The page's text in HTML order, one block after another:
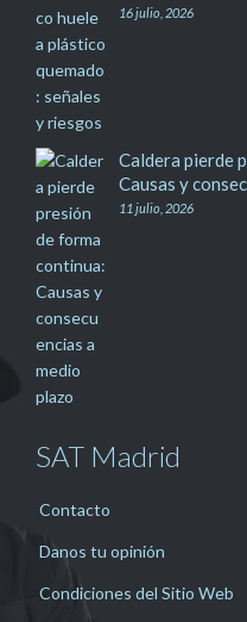
16 julio, 2026
Caldera pierde
Causas y
11 julio, 2026
SAT Madrid
Contacto
Danos tu opinión
Condiciones del Sitio Web